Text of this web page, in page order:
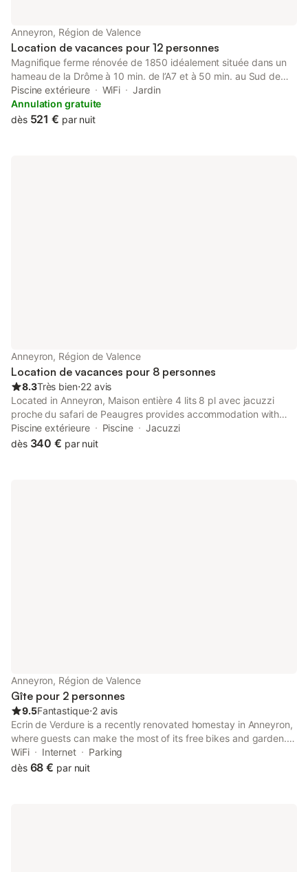
Anneyron, Région de Valence
Location de vacances pour 12 personnes
Magnifique ferme rénovée de 1850 idéalement située dans un
hameau de la Drôme à 10 min. de l’A7 et à 50 min. au Sud de
Lyon. Propriété de 300 M2 sur 3 niveaux avec piscine chauffée
sécurisée, 6 chambres, 4 Sdb. Parking privé sécurisé. Parfait
pour se retrouver au calme entre amis, en famille ou entre
Piscine extérieure WiFi
Jardin
Annulation gratuite
dès 521 € par nuit
Anneyron, Région de Valence
Location de vacances pour 8 personnes
8.3Très bien⋅22 avis
Located in Anneyron, Maison entière 4 lits 8 pl avec jacuzzi
proche du safari de Peaugres provides accommodation with
private pool, free WiFi and free private parking for guests who
drive.
Piscine extérieure Piscine
Jacuzzi
dès 340 € par nuit
Anneyron, Région de Valence
Gîte pour 2 personnes
9.5Fantastique⋅2 avis
Ecrin de Verdure is a recently renovated homestay in Anneyron,
where guests can make the most of its free bikes and garden.
This property offers access to a terrace, free private parking
and free WiFi.
WiFi Internet
Parking
dès 68 € par nuit